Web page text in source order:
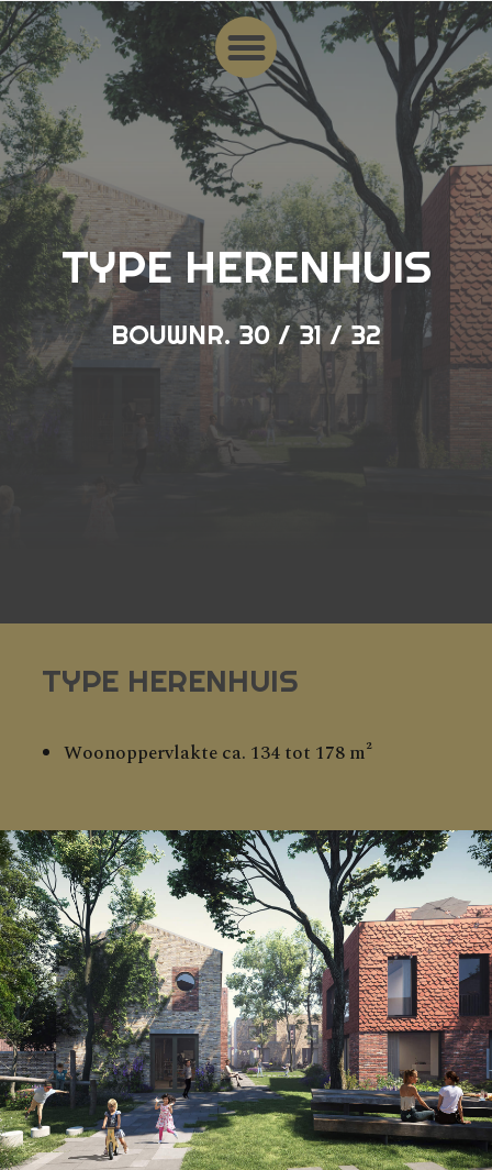
TYPE HERENHUIS
BOUWNR. 30 / 31 / 32
TYPE HERENHUIS
Woonoppervlakte ca. 134 tot 178 m²